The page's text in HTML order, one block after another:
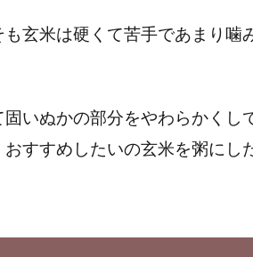
玄米は硬くて苦手であまり噛
いぬかの部分をやわらかくし
すすめしたいの玄米を粥にし